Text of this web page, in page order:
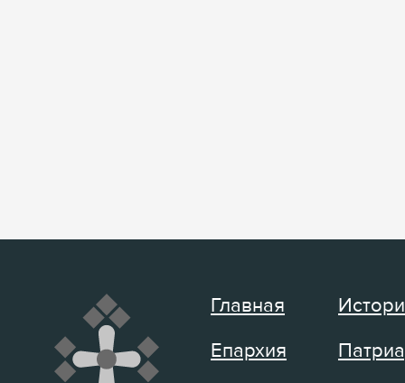
Главная
Епархия